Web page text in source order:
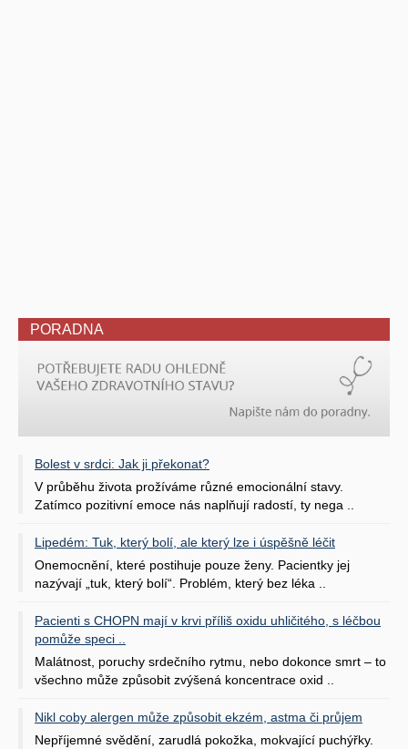
PORADNA
Bolest v srdci: Jak ji překonat?
V průběhu života prožíváme různé emocionální stavy.
Zatímco pozitivní emoce nás naplňují radostí, ty nega ..
Lipedém: Tuk, který bolí, ale který lze i úspěšně léčit
Onemocnění, které postihuje pouze ženy. Pacientky jej
nazývají „tuk, který bolí“. Problém, který bez léka ..
Pacienti s CHOPN mají v krvi příliš oxidu uhličitého, s léčbou
pomůže speci ..
Malátnost, poruchy srdečního rytmu, nebo dokonce smrt – to
všechno může způsobit zvýšená koncentrace oxid ..
Nikl coby alergen může způsobit ekzém, astma či průjem
Nepříjemné svědění, zarudlá pokožka, mokvající puchýřky.